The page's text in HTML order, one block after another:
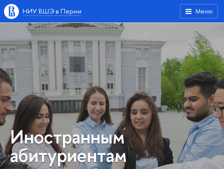
Меню
НИУ ВШЭ в Перми
Иностранным
абитуриентам